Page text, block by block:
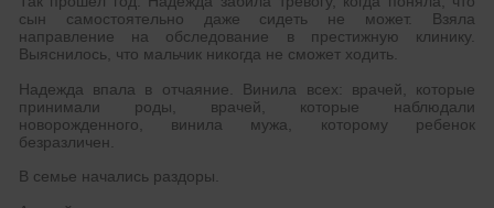
сын самостоятельно даже сидеть не может. Взяла
направление на обследование в престижную клинику.
Выяснилось, что мальчик никогда не сможет ходить.
Надежда впала в отчаяние. Винила всех: врачей, которые
принимали роды, врачей, которые наблюдали
новорожденного, винила мужа, которому ребенок
безразличен.
В семье начались раздоры.